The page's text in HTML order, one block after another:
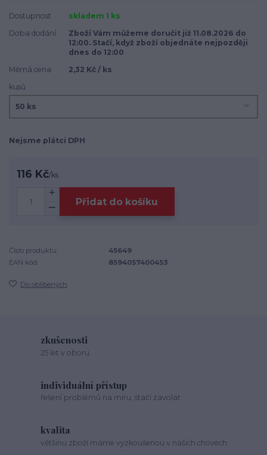
Dostupnost
skladem 1 ks
Doba dodání
Zboží Vám můžeme doručit již 11.08.2026 do
12:00. Stačí, když zboží objednáte nejpozději
dnes do 12:00
Měrná cena
2,32 Kč / ks
kusů
Nejsme plátci DPH
116 Kč/ks
Přidat do košíku
Číslo produktu:
45649
EAN kód:
8594057400453
Do oblíbených
zkušenosti
25 let v oboru
individuální přístup
řešení problémů na míru, stačí zavolat
kvalita
většinu zboží máme vyzkoušenou v našich chovech